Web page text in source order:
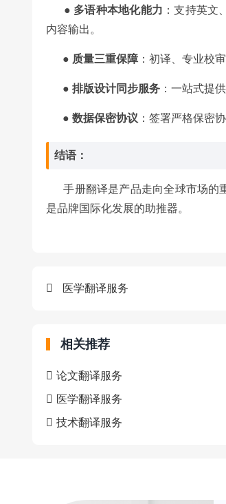
● 多语种本地化能力 ：支持英文
内容输出。
● 质量三重保障 ：初译、专业校
● 排版设计同步服务 ：一站式提
● 数据保密协议 ：签署严格保密
结语：
手册翻译是产品走向全球市场的
是品牌国际化发展的助推器。
医学翻译服务
相关推荐
论文翻译服务
医学翻译服务
技术翻译服务